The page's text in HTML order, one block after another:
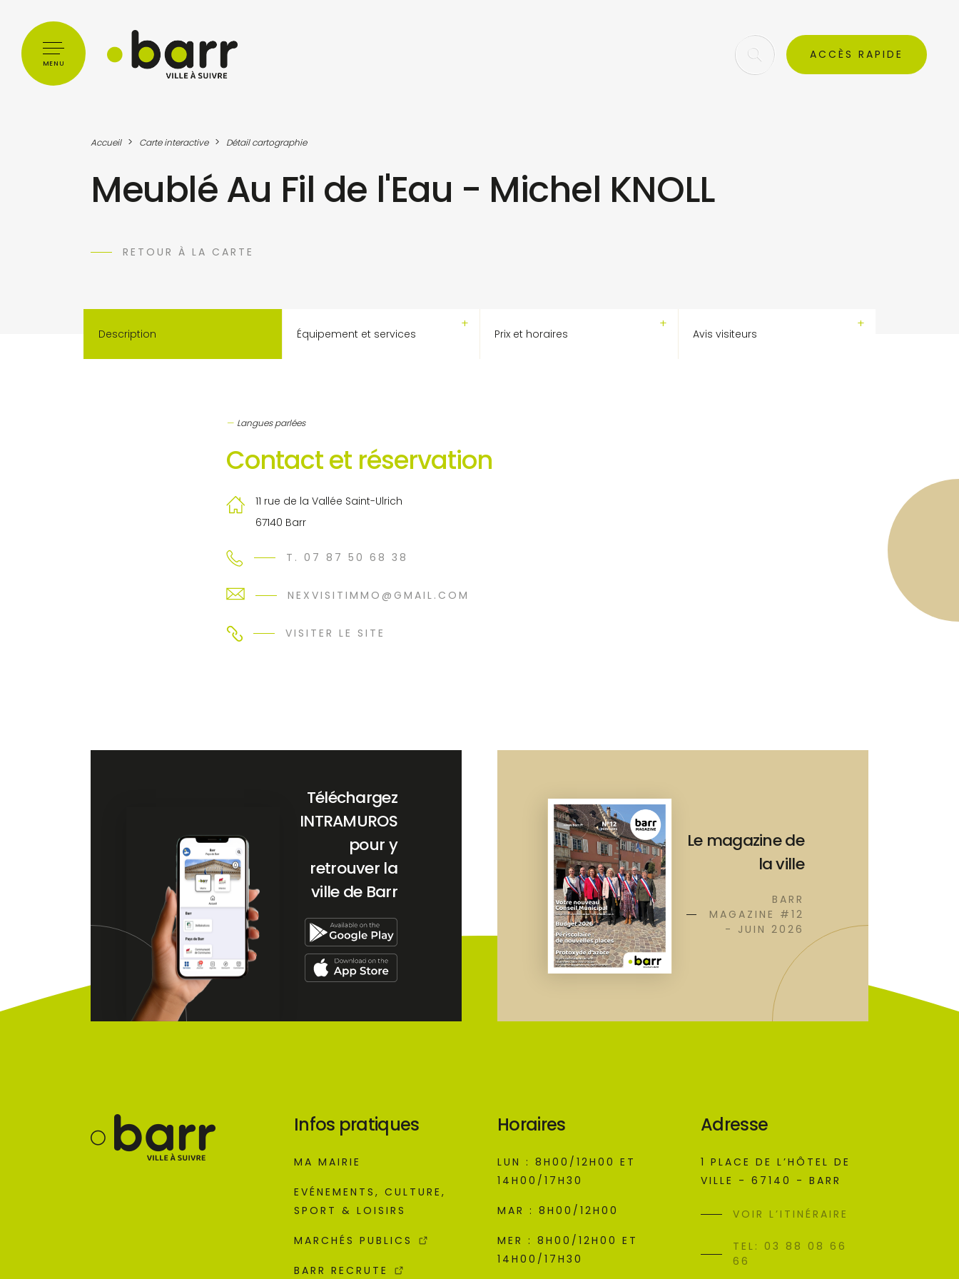
MENU
ACCÈS RAPIDE
Accueil > Carte interactive > Détail cartographie
Meublé Au Fil de l'Eau - Michel KNOLL
RETOUR À LA CARTE
Description Équipement et services Prix et horaires Avis visiteurs
Langues parlées
Contact et réservation
11 rue de la Vallée Saint-Ulrich
67140 Barr
T. 07 87 50 68 38
NEXVISITIMMO@GMAIL.COM
VISITER LE SITE
Téléchargez
INTRAMUROS
pour y
retrouver la
ville de Barr
Le magazine de
la ville
BARR
MAGAZINE #12
- JUIN 2026
Infos pratiques
MA MAIRIE
EVÉNEMENTS, CULTURE,
SPORT & LOISIRS
MARCHÉS PUBLICS
BARR RECRUTE
Horaires
LUN : 8H00/12H00 ET
14H00/17H30
MAR : 8H00/12H00
MER : 8H00/12H00 ET
14H00/17H30
Adresse
1 PLACE DE L’HÔTEL DE
VILLE - 67140 - BARR
VOIR L’ITINÉRAIRE
TEL: 03 88 08 66
66